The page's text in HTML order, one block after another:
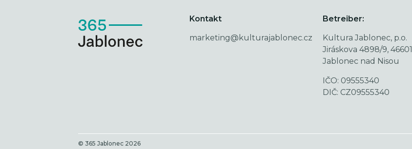
Kontakt
marketing@kulturajablonec.cz
Betreiber:
Kultura Jablonec, p.o.
Jiráskova 4898/9, 46601
Jablonec nad Nisou
IČO: 09555340
DIČ: CZ09555340
© 365 Jablonec 2026